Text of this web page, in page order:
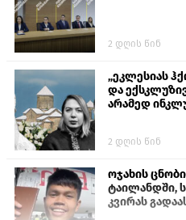
2 დღის წინ
„ეკლესიას
და
არამედ
2 დღის წინ
ოჯახის
ტაილანდში,
კვირას